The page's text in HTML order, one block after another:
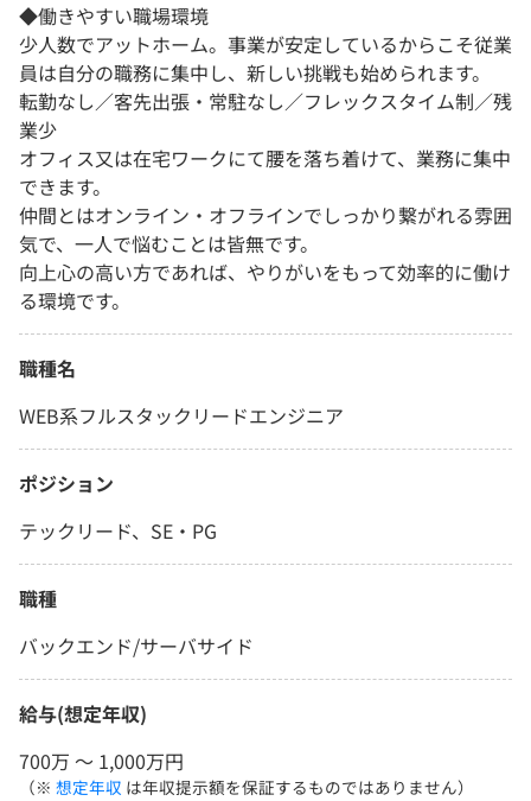
◆働きやすい職場環境
少人数でアットホーム。事業が安定しているからこそ従業
員は自分の職務に集中し、新しい挑戦も始められます。
転勤なし／客先出張・常駐なし／フレックスタイム制／残
業少
オフィス又は在宅ワークにて腰を落ち着けて、業務に集中
できます。
仲間とはオンライン・オフラインでしっかり繋がれる雰囲
気で、一人で悩むことは皆無です。
向上心の高い方であれば、やりがいをもって効率的に働け
る環境です。
職種名
WEB系フルスタックリードエンジニア
ポジション
テックリード、SE・PG
職種
バックエンド/サーバサイド
給与(想定年収)
700万 〜 1,000万円
（※ 想定年収 は年収提示額を保証するものではありません）